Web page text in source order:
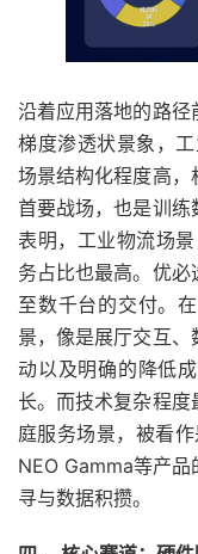
沿着应用落地的路径
梯度渗透状景象，
场景结构化程度高，
首要战场，也是训
表明，工业物流场
务占比也最高。优
至数千台的交付。
景，像是展厅交互
动以及明确的降低
长。而技术复杂程
庭服务场景，被看
NEO Gamma等产
寻与数据积攒。